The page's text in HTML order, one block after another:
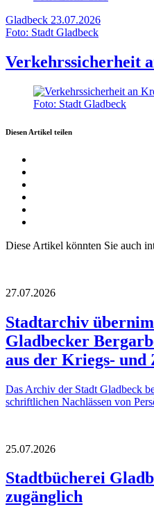
Gladbeck 23.07.2026
Foto: Stadt Gladbeck
Verkehrssicherheit
Foto: Stadt Gladbeck
Diesen Artikel teilen
Diese Artikel könnten Sie auch
27.07.2026
Stadtarchiv
Gladbecker
aus der Kriegs- und
Das Archiv der Stadt Gladbeck
schriftlichen Nachlässen von
25.07.2026
Stadtbücherei
zugänglich